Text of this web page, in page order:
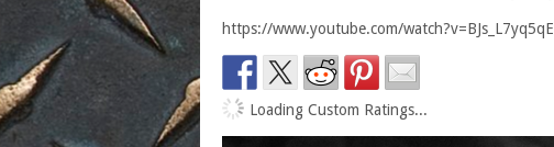
https://www.youtube.com/watch?v=BJs_L7yq5qE
Loading Custom Ratings...